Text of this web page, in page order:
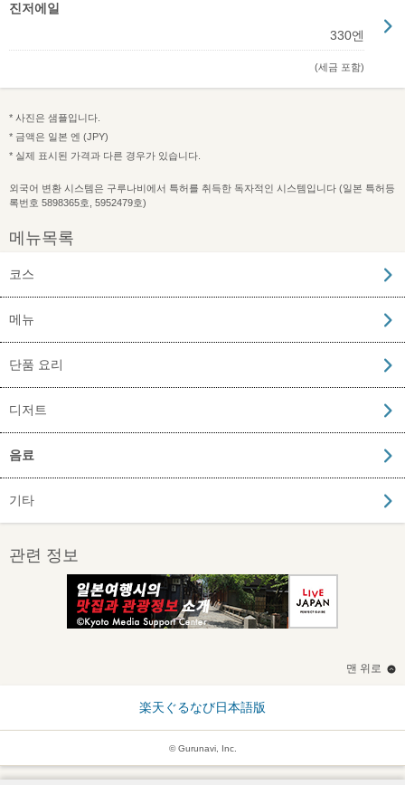
진저에일
330엔
(세금 포함)
* 사진은 샘플입니다.
* 금액은 일본 엔 (JPY)
* 실제 표시된 가격과 다른 경우가 있습니다.
외국어 변환 시스템은 구루나비에서 특허를 취득한 독자적인 시스템입니다 (일본 특허등
록번호 5898365호, 5952479호)
메뉴목록
코스
메뉴
단품 요리
디저트
음료
기타
관련 정보
맨 위로
楽天ぐるなび日本語版
© Gurunavi, Inc.